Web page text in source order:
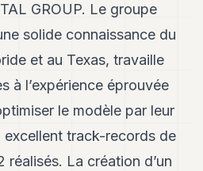
GROUP. Le groupe
solide connaissance du
et au Texas, travaille
à l’expérience éprouvée
le modèle par leur
excellent track-records de
La création d’un